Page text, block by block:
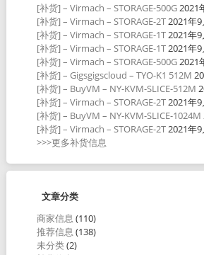
[补货] – Virmach – STORAGE-500G2021
[补货] – Virmach – STORAGE-2T2021年9
[补货] – Virmach – STORAGE-1T2021年9
[补货] – Virmach – STORAGE-1T2021年9
[补货] – Virmach – STORAGE-500G2021
[补货] – Gigsgigscloud – TYO-K1 512M
[补货] – BuyVM – NY-KVM-SLICE-512M
[补货] – Virmach – STORAGE-2T2021年9
[补货] – BuyVM – NY-KVM-SLICE-1024M
[补货] – Virmach – STORAGE-2T2021年9
>>>更多补货信息
文章分类
商家信息 (110)
推荐信息 (138)
未分类(2)